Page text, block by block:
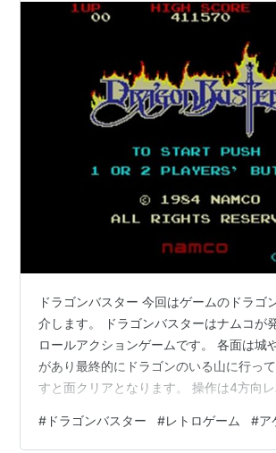
ドラゴンバスター 今回はゲームのドラゴ
介します。 ドラゴンバスターはナムコが
ロールアクションゲームです。 各面は城
があり最終的にドラゴンのいる山に行っ
すと面クリアとなります。 操作は4方向
バスターの特徴というか難点はジャンプア
# ドラゴンバスター #レトロゲーム #ア